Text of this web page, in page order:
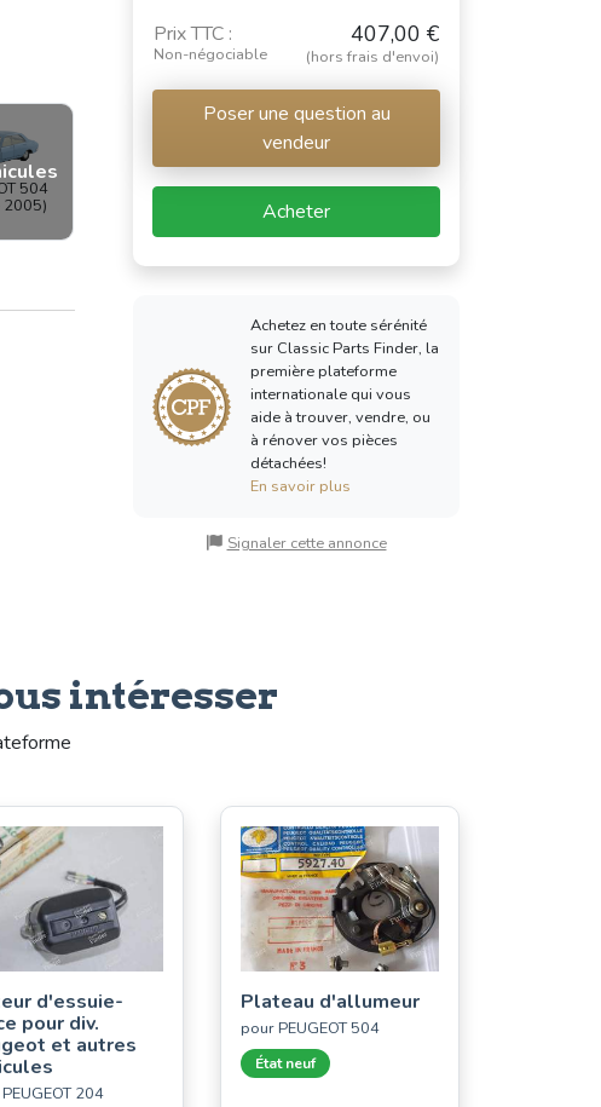
504
2005)
Prix TTC :
Non-négociable
407,00 €
(hors frais d'envoi)
Poser une question au
vendeur
Acheter
Achetez en toute sérénité
sur Classic Parts Finder, la
première plateforme
internationale qui vous
aide à trouver, vendre, ou
à rénover vos pièces
détachées!
En savoir plus
Signaler cette annonce
intéresser
d'essuie-
pour div.
et autres
204
Plateau d'allumeur
pour PEUGEOT 504
État neuf